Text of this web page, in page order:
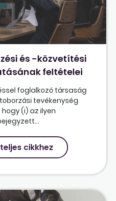
és -közvetítési
feltételei
foglalkozó társaság
tevékenység
(i) az ilyen
cikkhez